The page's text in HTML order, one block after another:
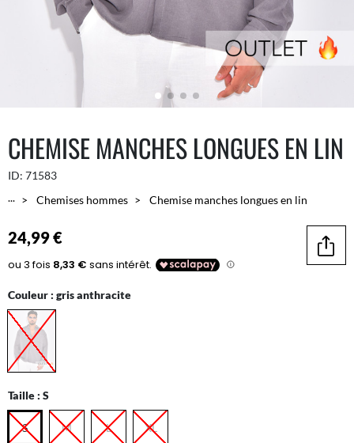
CHEMISE MANCHES LONGUES EN LIN
ID: 71583
...
Chemises hommes Chemise manches longues en lin
24,99 €
Couleur : gris anthracite
Taille : S
S M L XL